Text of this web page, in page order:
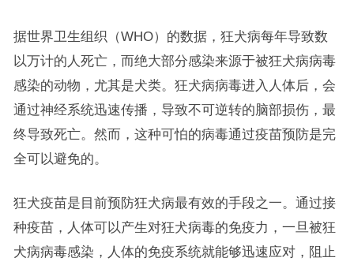
据世界卫生组织（WHO）的数据，狂犬病每年导致数
以万计的人死亡，而绝大部分感染来源于被狂犬病病毒
感染的动物，尤其是犬类。狂犬病病毒进入人体后，会
通过神经系统迅速传播，导致不可逆转的脑部损伤，最
终导致死亡。然而，这种可怕的病毒通过疫苗预防是完
全可以避免的。
狂犬疫苗是目前预防狂犬病最有效的手段之一。通过接
种疫苗，人体可以产生对狂犬病毒的免疫力，一旦被狂
犬病病毒感染，人体的免疫系统就能够迅速应对，阻止